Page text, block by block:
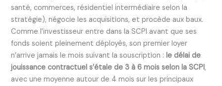
santé, commerces, résidentiel intermédiaire selon la
stratégie), négocie les acquisitions, et procède aux baux.
Comme l’investisseur entre dans la SCPI avant que ses
fonds soient pleinement déployés, son premier loyer
n’arrive jamais le mois suivant la souscription :le délai de
jouissance contractuel s’étale de 3 à 6 mois selon la SCPI,
avec une moyenne autour de 4 mois sur les principaux